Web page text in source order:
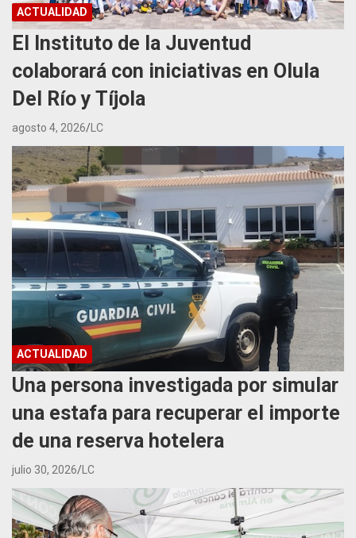
ACTUALIDAD
El Instituto de la Juventud
colaborará con iniciativas en Olula
Del Río y Tíjola
agosto 4, 2026 LC
ACTUALIDAD
Una persona investigada por simular
una estafa para recuperar el importe
de una reserva hotelera
julio 30, 2026 LC